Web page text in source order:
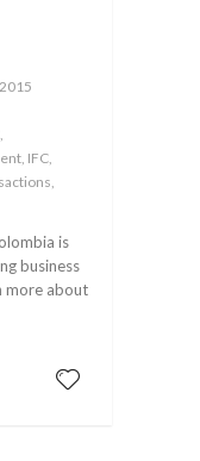
IFC,
is
business
more about